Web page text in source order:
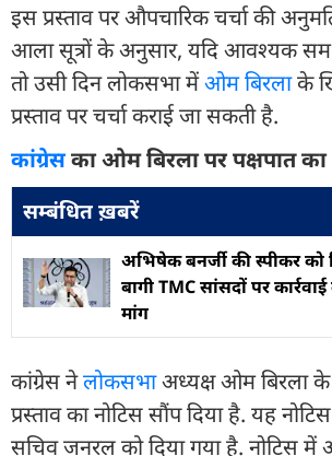
इस प्रस्ताव पर औपचारिक चर्चा की
आला सूत्रों के अनुसार, यदि आवश्यक
तो उसी दिन लोकसभा मेंओम बिरलाके
प्रस्ताव पर चर्चा कराई जा सकती है.
कांग्रेसका ओम बिरला पर पक्षपात
सम्बंधित ख़बरें
अभिषेक बनर्जी की स्पीकर को
बागी TMC सांसदों पर
मांग
कांग्रेस नेलोकसभाअध्यक्ष ओम बिरला
प्रस्ताव का नोटिस सौंप दिया है. यह
सचिव जनरल को दिया गया है. नोटिस में